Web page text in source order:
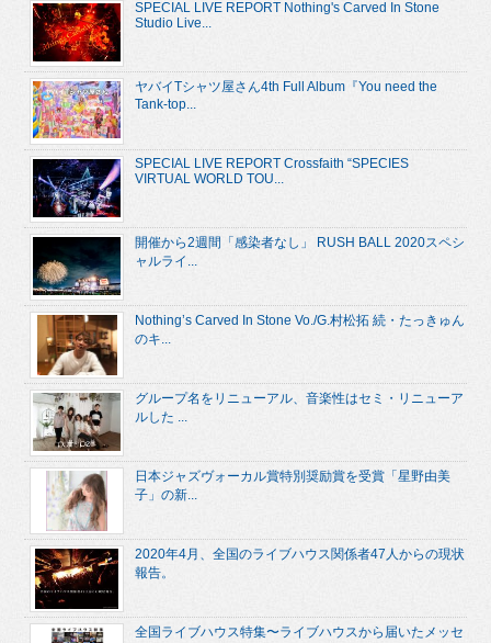
SPECIAL LIVE REPORT Nothing's Carved In Stone
Studio Live...
ヤバイTシャツ屋さん4th Full Album『You need the
Tank-top...
SPECIAL LIVE REPORT Crossfaith “SPECIES
VIRTUAL WORLD TOU...
開催から2週間「感染者なし」 RUSH BALL 2020スペシ
ャルライ...
Nothing’s Carved In Stone Vo./G.村松拓 続・たっきゅん
のキ...
グループ名をリニューアル、音楽性はセミ・リニューア
ルした ...
日本ジャズヴォーカル賞特別奨励賞を受賞「星野由美
子」の新...
2020年4月、全国のライブハウス関係者47人からの現状
報告。
全国ライブハウス特集〜ライブハウスから届いたメッセ